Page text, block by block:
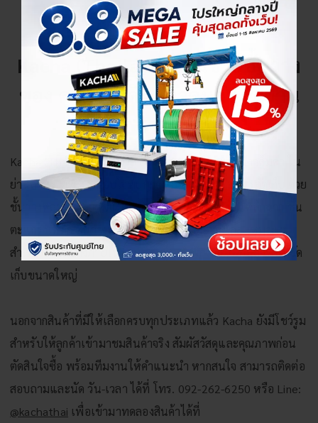
Kacha (Thailand) ร้านขายชั้นวาง
ของ คุณภาพดี ราคาคุ้มค่า ในย่าน
สาทร
Kacha (Thailand) ร้านขายชั้นวางของคุณภาพดี ราคาคุ้มค่า ใน
ย่านสาทร ที่พร้อมตอบโจทย์ทุกความต้องการด้านการจัดเก็บ ด้วย
ชั้นวางหลากหลายรูปแบบ ทั้งชั้นวางของเหล็ก ชั้นเหล็กฉาก ชั้น
ตะแกรงเหล็ก ชั้นวางพาเลท และชั้นวางสแตนเลส เหมาะ
สำหรับใช้งานทั้งภายในบ้าน ร้านค้า สำนักงาน ไปจนถึงพื้นที่จัด
เก็บขนาดใหญ่
นอกจากสินค้าที่มีให้เลือกครบทุกประเภทแล้ว Kacha ยังมีโชว์รูม
สำหรับให้ลูกค้าเข้ามาชมสินค้าจริง สัมผัสวัสดุและคุณภาพก่อน
ตัดสินใจซื้อ พร้อมทีมงานให้คำแนะนำ หากสนใจ สามารถติดต่อ
สอบถามและนัด วัน-เวลา ได้ที่ โทร. 092-262-6250 หรือ Line:
@kachathai เพื่อเข้ามาทดลองสินค้าได้ที่